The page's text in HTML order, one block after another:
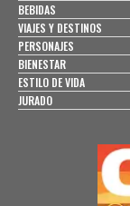
BEBIDAS
VIAJES Y DESTINOS
PERSONAJES
BIENESTAR
ESTILO DE VIDA
JURADO